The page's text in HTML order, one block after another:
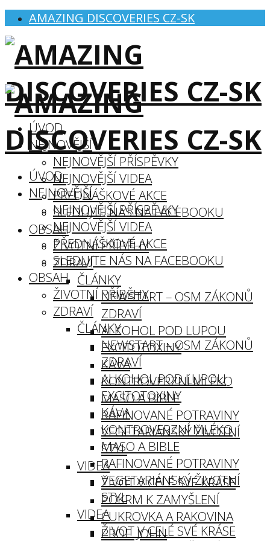
AMAZING DISCOVERIES CZ-SK
ÚVOD
NEJNOVĚJŠÍ
NEJNOVĚJŠÍ PŘÍSPĚVKY
NEJNOVĚJŠÍ VIDEA
PŘEDNÁŠKOVÉ AKCE
SLEDUJTE NÁS NA FACEBOOKU
OBSAH
ŽIVOTNÍ PŘÍBĚHY
ZDRAVÍ
ČLÁNKY
NEWSTART – OSM ZÁKONŮ
ZDRAVÍ
ALKOHOL POD LUPOU
EXCITOTOXINY
KÁVA
KONTROVERZNÍ MLÉKO
MASO A BIBLE
RAFINOVANÉ POTRAVINY
VEGETARIÁNSKÝ ŽIVOTNÍ
STYL
VIDEA
ŽIVOT V CELÉ SVÉ KRÁSE
POKRM K ZAMYŠLENÍ
CUKROVKA A RAKOVINA
PROF. JOHN
ÚVOD
NEJNOVĚJŠÍ
NEJNOVĚJŠÍ PŘÍSPĚVKY
NEJNOVĚJŠÍ VIDEA
PŘEDNÁŠKOVÉ AKCE
SLEDUJTE NÁS NA FACEBOOKU
OBSAH
ŽIVOTNÍ PŘÍBĚHY
ZDRAVÍ
ČLÁNKY
NEWSTART – OSM ZÁKONŮ
ZDRAVÍ
ALKOHOL POD LUPOU
EXCITOTOXINY
KÁVA
KONTROVERZNÍ MLÉKO
MASO A BIBLE
RAFINOVANÉ POTRAVINY
VEGETARIÁNSKÝ ŽIVOTNÍ
STYL
VIDEA
ŽIVOT V CELÉ SVÉ KRÁSE